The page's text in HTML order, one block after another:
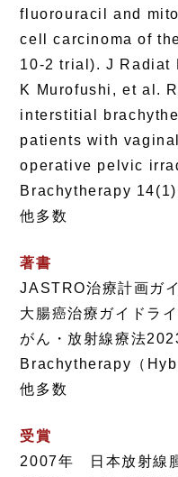
fluorouracil and
cell carcinoma of
10-2 trial). J Radiat
K Murofushi, et al.
interstitial
patients with
operative pelvic
Brachytherapy
他多数
著書
JASTRO治療計画ガ
大腸癌治療ガイドラ
がん・放射線療法
Brachytherapy（
他多数
受賞
2007年 日本放射線